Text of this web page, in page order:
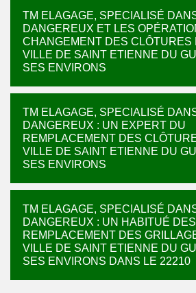
TM ELAGAGE, SPECIALISÉ
DANGEREUX ET LES
CHANGEMENT DES CLÔTURES
VILLE DE SAINT ETIENNE DU
SES ENVIRONS
TM ELAGAGE, SPECIALISÉ
DANGEREUX : UN EXPERT DU
REMPLACEMENT DES
VILLE DE SAINT ETIENNE DU
SES ENVIRONS
TM ELAGAGE, SPECIALISÉ
DANGEREUX : UN HABITUÉ
REMPLACEMENT DES
VILLE DE SAINT ETIENNE DU
SES ENVIRONS DANS LE 22210